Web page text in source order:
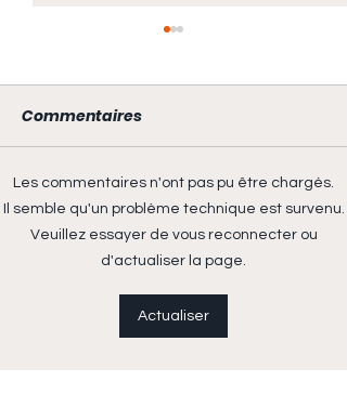
ANNULÉE - Journée
Royale 2026
Commentaires
Les commentaires n'ont pas pu être chargés.
Il semble qu'un problème technique est survenu.
Veuillez essayer de vous reconnecter ou
d'actualiser la page.
Actualiser